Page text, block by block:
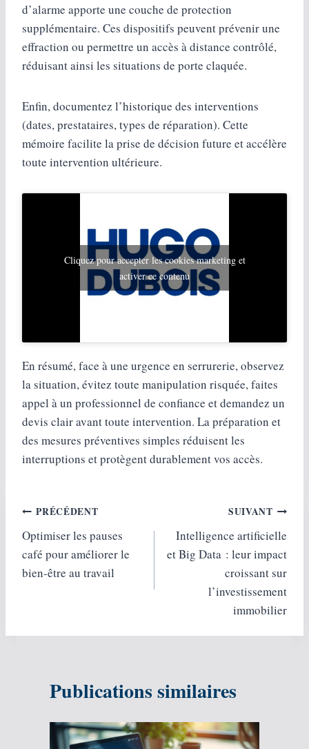
d’alarme apporte une couche de protection
supplémentaire. Ces dispositifs peuvent prévenir une
effraction ou permettre un accès à distance contrôlé,
réduisant ainsi les situations de porte claquée.
Enfin, documentez l’historique des interventions
(dates, prestataires, types de réparation). Cette
mémoire facilite la prise de décision future et accélère
toute intervention ultérieure.
Cliquez pour accepter les cookies marketing et
activer ce contenu
En résumé, face à une urgence en serrurerie, observez
la situation, évitez toute manipulation risquée, faites
appel à un professionnel de confiance et demandez un
devis clair avant toute intervention. La préparation et
des mesures préventives simples réduisent les
interruptions et protègent durablement vos accès.
Navigation
de
l’article
PRÉCÉDENT
Optimiser les pauses
café pour améliorer le
bien-être au travail
SUIVANT
Intelligence artificielle
et Big Data : leur impact
croissant sur
l’investissement
immobilier
Publications similaires